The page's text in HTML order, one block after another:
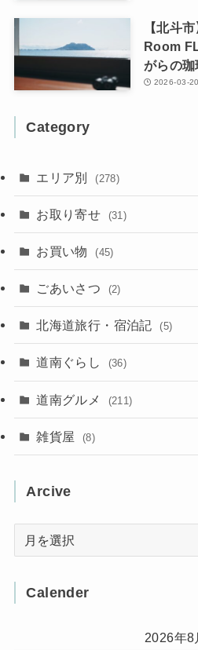
【北斗
Room
がらの珈
2026-03-20
Category
エリア別 (278)
(102)
(2)
(16)
(31)
(137)
(78)
(16)
お取り寄せ (31)
(4)
(15)
(2)
(1)
お買い物 (45)
(10)
(2)
(2)
(11)
ごあいさつ (2)
北海道旅行・宿泊記 (5)
(5)
道南ぐらし (36)
(13)
(10)
道南グルメ (211)
雑貨屋 (8)
Arcive
Arcive
Calender
2026年8